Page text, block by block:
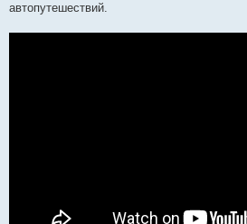
автопутешествий.